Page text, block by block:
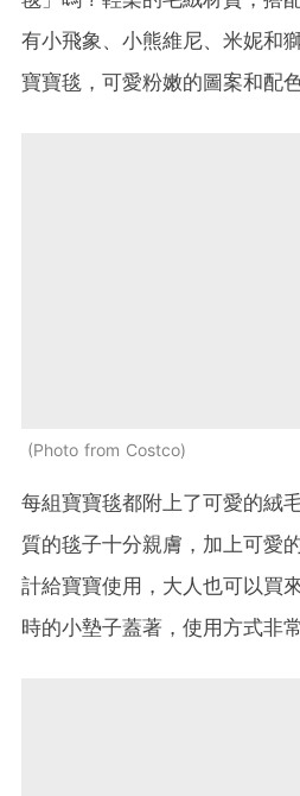
有小飛象、小熊維尼、米妮和
寶寶毯，可愛粉嫩的圖案和配
Photo from Costco
每組寶寶毯都附上了可愛的絨
質的毯子十分親膚，加上可愛
計給寶寶使用，大人也可以買
時的小墊子蓋著，使用方式非